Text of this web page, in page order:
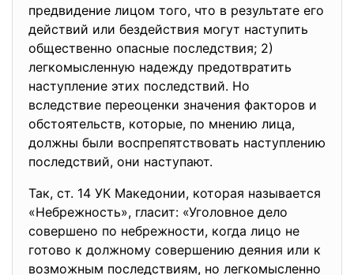
предвидение лицом того, что в результате его
действий или бездействия могут наступить
общественно опасные последствия; 2)
легкомысленную надежду предотвратить
наступление этих последствий. Но
вследствие переоценки значения факторов и
обстоятельств, которые, по мнению лица,
должны были воспрепятствовать наступлению
последствий, они наступают.
Так, ст. 14 УК Македонии, которая называется
«Небрежность», гласит: «Уголовное дело
совершено по небрежности, когда лицо не
готово к должному совершению деяния или к
возможным последствиям, но легкомысленно